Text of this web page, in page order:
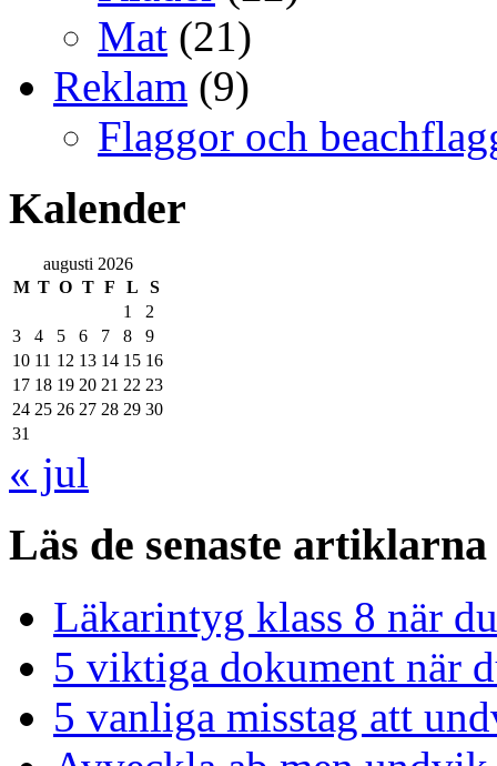
Mat (21)
Reklam (9)
Flaggor och
Kalender
augusti 2026
M T O T F L
S
1
2
3
4 5 6 7 8
9
10 11 12 13 14 15 16
17 18 19 20 21 22 23
24 25 26 27 28 29 30
31
« jul
Läs de senaste artiklarna
Läkarintyg klass 8 när
5 viktiga dokument när
5 vanliga misstag att